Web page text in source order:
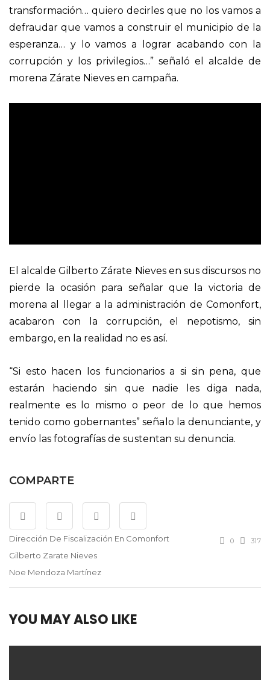
transformación… quiero decirles que no los vamos a
defraudar que vamos a construir el municipio de la
esperanza… y lo vamos a lograr acabando con la
corrupción y los privilegios…” señaló el alcalde de
morena Zárate Nieves en campaña.
El alcalde Gilberto Zárate Nieves en sus discursos no
pierde la ocasión para señalar que la victoria de
morena al llegar a la administración de Comonfort,
acabaron con la corrupción, el nepotismo, sin
embargo, en la realidad no es así.
“Si esto hacen los funcionarios a si sin pena, que
estarán haciendo sin que nadie les diga nada,
realmente es lo mismo o peor de lo que hemos
tenido como gobernantes” señalo la denunciante, y
envío las fotografías de sustentan su denuncia.
COMPARTE
Dirección De Fiscalización En Comonfort
Gilberto Zarate Nieves
Noe Mendoza Martínez
0 317
YOU MAY ALSO LIKE